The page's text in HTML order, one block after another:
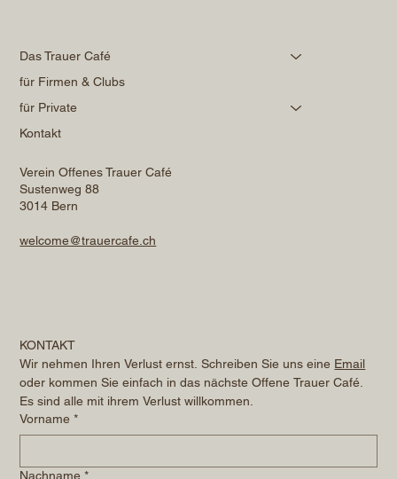
Das Trauer Café
für Firmen & Clubs
für Private
Kontakt
Verein Offenes Trauer Café
Sustenweg 88
3014 Bern
welcome@trauercafe.ch
KONTAKT
Wir nehmen Ihren Verlust ernst. Schreiben Sie uns eine Email
oder kommen Sie einfach in das nächste Offene Trauer Café.
Es sind alle mit ihrem Verlust willkommen.
Vorname *
Nachname *